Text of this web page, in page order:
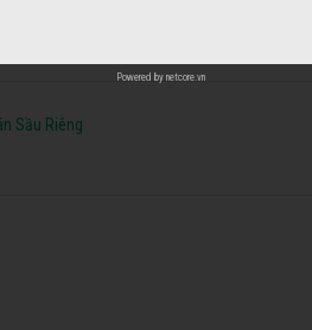
Sầu Riêng
Powered by netcore.vn